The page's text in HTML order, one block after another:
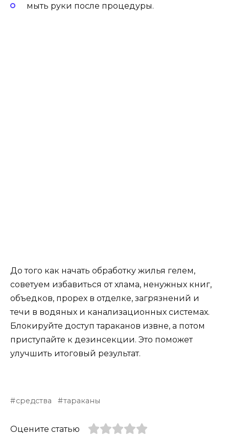
мыть руки после процедуры.
До того как начать обработку жилья гелем,
советуем избавиться от хлама, ненужных книг,
объедков, прорех в отделке, загрязнений и
течи в водяных и канализационных системах.
Блокируйте доступ тараканов извне, а потом
приступайте к дезинсекции. Это поможет
улучшить итоговый результат.
средства тараканы
Оцените статью